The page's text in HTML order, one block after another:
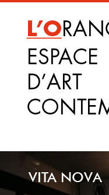
principal
VITA NOVA